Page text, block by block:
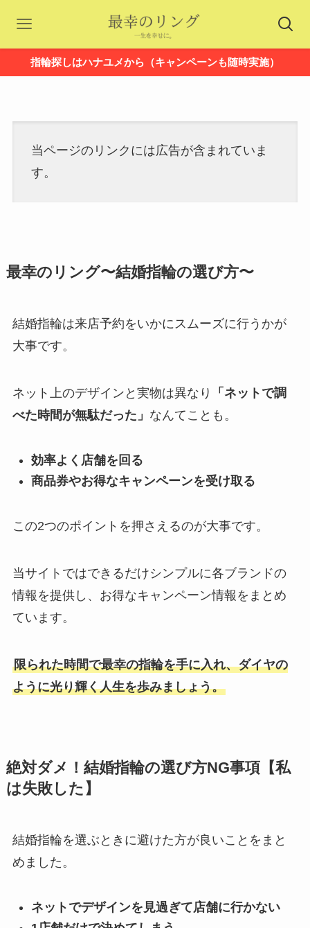
指輪探しはハナユメから（キャンペーンも随時実施）
当ページのリンクには広告が含まれていま
す。
最幸のリング〜結婚指輪の選び方〜
結婚指輪は来店予約をいかにスムーズに行うかが
大事です。
ネット上のデザインと実物は異なり
「ネットで調
べた時間が無駄だった」 なんてことも。
効率よく店舗を回る
商品券やお得なキャンペーンを受け取る
この2つのポイントを押さえるのが大事です。
当サイトではできるだけシンプルに各ブランドの
情報を提供し、お得なキャンペーン情報をまとめ
ています。
限られた時間で最幸の指輪を手に入れ、ダイヤの
ように光り輝く人生を歩みましょう。
絶対ダメ！結婚指輪の選び方NG事項【私
は失敗した】
結婚指輪を選ぶときに避けた方が良いことをまと
めました。
ネットでデザインを見過ぎて店舗に行かない